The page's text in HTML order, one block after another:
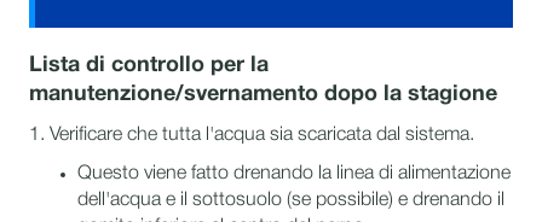
Lista di controllo per la
manutenzione/svernamento dopo la stagione
1. Verificare che tutta l'acqua sia scaricata dal sistema.
Questo viene fatto drenando la linea di alimentazione
dell'acqua e il sottosuolo (se possibile) e drenando il